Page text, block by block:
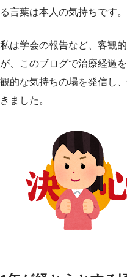
る言葉は本人の気持ちです。
私は学会の報告など、客観
が、このブログで治療経過
観的な気持ちの場を発信し
きました。